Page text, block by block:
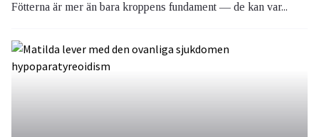
Fötterna är mer än bara kroppens fundament — de kan var...